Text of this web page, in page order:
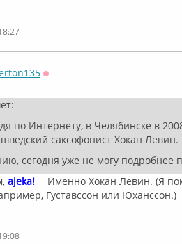
по Интернету, в Челябинске в
саксофонист Хокан Левин.
сегодня уже не могу подробнее
ajeka!
Именно Хокан Левин. (Я
Густавссон или Юханссон.)